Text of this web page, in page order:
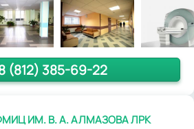
(812) 385-69-22
ИМ. В. А. АЛМАЗОВА ЛРК